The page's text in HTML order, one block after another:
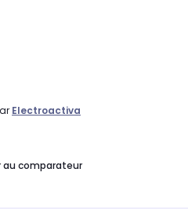
Electroactiva
au comparateur